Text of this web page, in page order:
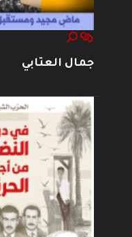
جمال العتابي